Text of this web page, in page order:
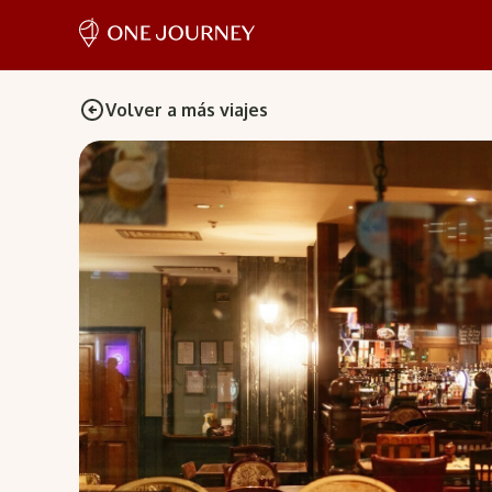
Volver a más viajes